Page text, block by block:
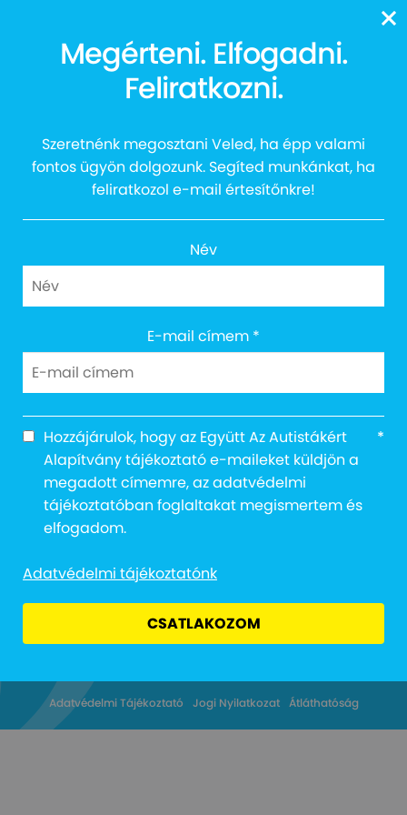
Szerző:andre
Posted on 2020/03/29 byandre
Hello world!
Welcome to WordPress. This is your first post. Edit or
delete it, then start writing!
Cím: 1027 Budapest, Margit körút 12.
Email: info@egyuttazautistakert.hu
Bankszámlaszám: 10300002-13790364-00034905
Adószám: 18745964-2-41
Adatvédelmi Tájékoztató Jogi Nyilatkozat Átláthatóság
Megérteni. Elfogadni.
Feliratkozni.
Szeretnénk megosztani Veled, ha épp valami
fontos ügyön dolgozunk. Segíted munkánkat, ha
feliratkozol e-mail értesítőnkre!
Név
E-mail címem *
Hozzájárulok, hogy az Együtt Az Autistákért
Alapítvány tájékoztató e-maileket küldjön a
megadott címemre, az adatvédelmi
tájékoztatóban foglaltakat megismertem és
elfogadom.
*
Adatvédelmi tájékoztatónk
CSATLAKOZOM